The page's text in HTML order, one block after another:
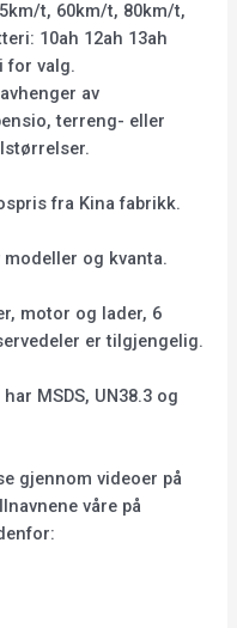
t, 60km/t, 80km/t,
10ah 12ah 13ah
for valg.
av
terreng- eller
fra Kina fabrikk.
og kvanta.
motor og lader, 6
er tilgjengelig.
MSDS, UN38.3 og
gjennom videoer på
våre på